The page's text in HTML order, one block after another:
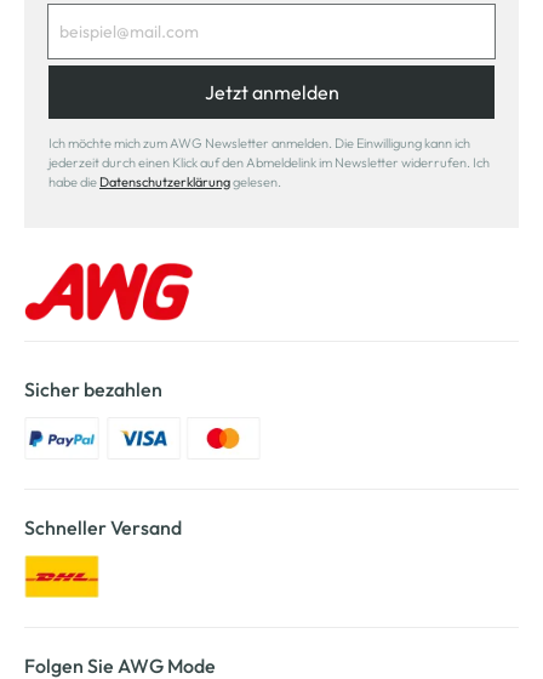
Jetzt anmelden
Ich möchte mich zum AWG Newsletter anmelden. Die Einwilligung kann ich
jederzeit durch einen Klick auf den Abmeldelink im Newsletter widerrufen. Ich
habe die Datenschutzerklärunggelesen.
Sicher bezahlen
Schneller Versand
Folgen Sie AWG Mode